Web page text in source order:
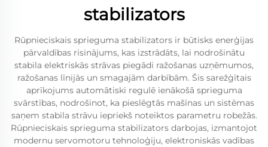
stabilizators
Rūpnieciskais sprieguma stabilizators ir būtisks enerģijas
pārvaldības risinājums, kas izstrādāts, lai nodrošinātu
stabila elektriskās strāvas piegādi ražošanas uzņēmumos,
ražošanas līnijās un smagajām darbībām. Šis sarežģītais
aprīkojums automātiski regulē ienākošā sprieguma
svārstības, nodrošinot, ka pieslēgtās mašīnas un sistēmas
saņem stabila strāvu iepriekš noteiktos parametru robežās.
Rūpnieciskais sprieguma stabilizators darbojas, izmantojot
modernu servomotoru tehnoloģiju, elektroniskās vadības